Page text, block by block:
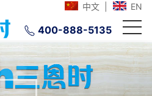
中文 EN
400-888-5135